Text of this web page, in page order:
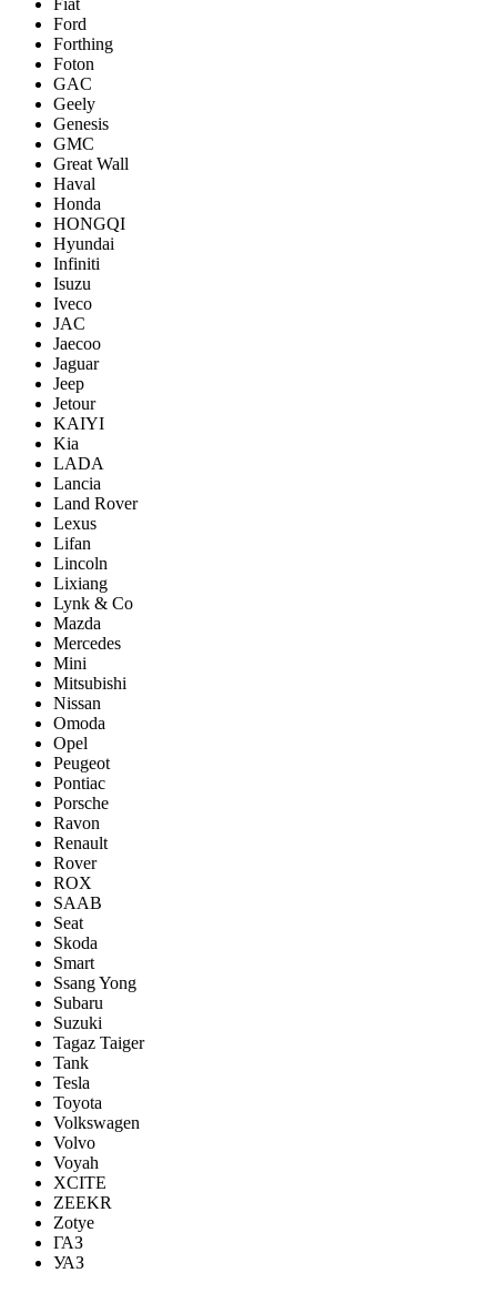
Fiat
Ford
Forthing
Foton
GAC
Geely
Genesis
GMC
Great Wall
Haval
Honda
HONGQI
Hyundai
Infiniti
Isuzu
Iveco
JAC
Jaecoo
Jaguar
Jeep
Jetour
KAIYI
Kia
LADA
Lancia
Land Rover
Lexus
Lifan
Lincoln
Lixiang
Lynk & Co
Mazda
Mercedes
Mini
Mitsubishi
Nissan
Omoda
Opel
Peugeot
Pontiac
Porsсhe
Ravon
Renault
Rover
ROX
SAAB
Seat
Skoda
Smart
Ssang Yong
Subaru
Suzuki
Tagaz Taiger
Tank
Tesla
Toyota
Volkswagen
Volvo
Voyah
XCITE
ZEEKR
Zotye
ГАЗ
УАЗ